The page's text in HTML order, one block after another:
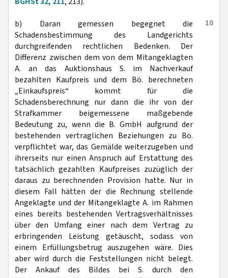
10
b) Daran gemessen begegnet die
Schadensbestimmung des Landgerichts
durchgreifenden rechtlichen Bedenken. Der
Differenz zwischen dem von dem Mitangeklagten
A. an das Auktionshaus S. im Nachverkauf
bezahlten Kaufpreis und dem Bö. berechneten
„Einkaufspreis“ kommt für die
Schadensberechnung nur dann die ihr von der
Strafkammer beigemessene maßgebende
Bedeutung zu, wenn die B. GmbH aufgrund der
bestehenden vertraglichen Beziehungen zu Bö.
verpflichtet war, das Gemälde weiterzugeben und
ihrerseits nur einen Anspruch auf Erstattung des
tatsächlich gezahlten Kaufpreises zuzüglich der
daraus zu berechnenden Provision hatte. Nur in
diesem Fall hätten der die Rechnung stellende
Angeklagte und der Mitangeklagte A. im Rahmen
eines bereits bestehenden Vertragsverhältnisses
über den Umfang einer nach dem Vertrag zu
erbringenden Leistung getäuscht, sodass von
einem Erfüllungsbetrug auszugehen wäre. Dies
aber wird durch die Feststellungen nicht belegt.
Der Ankauf des Bildes bei S. durch den